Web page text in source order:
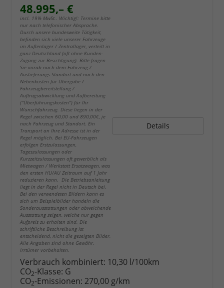
48.995,– €
incl. 19% MwSt.. Wichtig!: Termine bitte
nur nach telefonischer Absprache.
Durch unsere bundesweite Tätigkeit,
befinden sich viele unserer Fahrzeuge
im Außenlager / Zentrallager, verteilt in
ganz Deutschland (oft ohne Kunden-
Zugang zur Besichtigung). Bitte fragen
Sie vorab nach dem Fahrzeug /
Auslieferungs-Standort und nach den
Nebenkosten für Übergabe /
Fahrzeugbereitstellung /
Auftragsabwicklung und Aufbereitung
("Überführungskosten") für Ihr
Wunschfahrzeug. Diese liegen in der
Regel zwischen 60,00 und 890,00€, je
nach Fahrzeug und Standort. Ein
Transport an Ihre Adresse ist in der
Regel möglich. Bei EU-Fahrzeugen
erfolgen Erstzulassungen,
Tageszulassungen oder
Kurzzeitzulassungen oft gewerblich als
Mietwagen / Werkstatt Ersatzwagen, was
den ersten HU/AU Zeitraum auf 1 Jahr
reduzieren kann. Die Betriebsanleitung
liegt in der Regel nicht in Deutsch bei.
Bei den verwendeten Bildern kann es
sich um Beispielbilder handeln die
Sonderausstattungen oder abweichende
Ausstattung zeigen, welche nur gegen
Aufpreis zu erhalten sind. Die
schriftliche Beschreibung ist
entscheidend, nicht die gezeigten Bilder.
Alle Angaben sind ohne Gewähr.
Irrtümer vorbehalten.
Details
Verbrauch kombiniert: 10,30 l/100km
CO2-Klasse: G
CO2-Emissionen: 270,00 g/km